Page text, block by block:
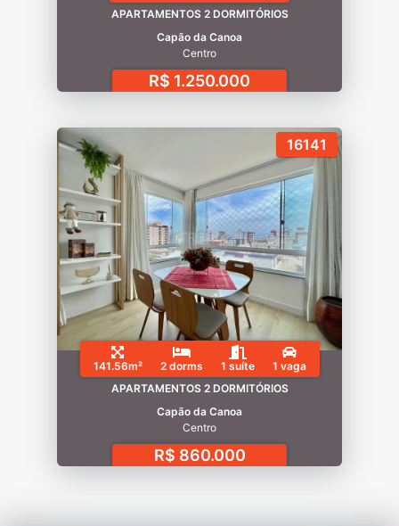
APARTAMENTOS 2 DORMITÓRIOS
Capão da Canoa
Centro
R$ 1.250.000
16141
141.56m² 2 dorms 1 suíte
1 vaga
APARTAMENTOS 2 DORMITÓRIOS
Capão da Canoa
Centro
R$ 860.000